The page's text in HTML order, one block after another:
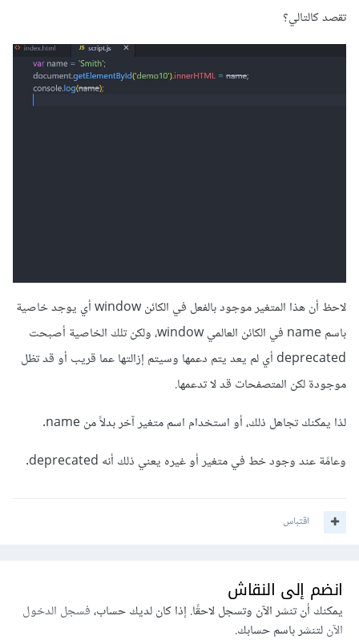
تقصد كالتالي؟
لاحظ أن هذا المتغير موجود بالفعل في الكائن window أي يوجد خاصية
باسم name في الكائن العالمي window، ولكن تلك الخاصية أصبحت
deprecated أي لم يعد يتم دعمها وسيتم إزالتها عما قريب أو قد تظل
موجودة لكن المتصفحات قد لا تدعمها.
لذا يمكنك تجاهل ذلك، أو استخدام اسم متغير آخر بدلاً من name.
وعامًة عند وجود خط في متغير أو غيره يعني ذلك أنه deprecated.
اقتباس
انضم إلى النقاش
يمكنك أن تنشر الآن وتسجل لاحقًا. إذا كان لديك حساب،فسجل الدخول
الآنلتنشر باسم حسابك.